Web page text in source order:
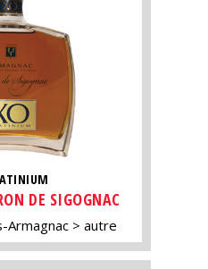
DE SIGOGNAC
Armagnac autre